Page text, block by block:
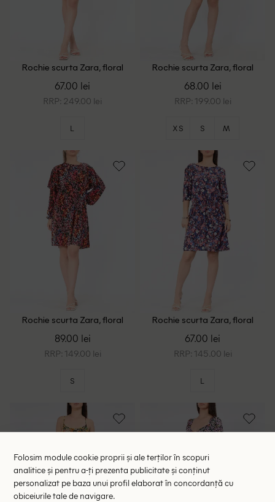
Rochie scurta Zara, floral
67.00 lei
RRP: 249.00 lei
L
Rochie scurta Zara, floral
68.00 lei
RRP: 199.00 lei
XS S M
Rochie scurta Zara, floral
89.00 lei
RRP: 149.00 lei
S
Rochie scurta Zara, floral
67.00 lei
RRP: 145.00 lei
L
Folosim module cookie proprii și ale terților în scopuri
analitice și pentru a-ți prezenta publicitate și conținut
personalizat pe baza unui profil elaborat în concordanță cu
obiceiurile tale de navigare.